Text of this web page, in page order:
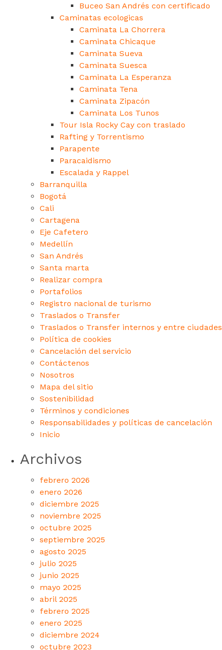
Buceo San Andrés con certificado
Caminatas ecologicas
Caminata La Chorrera
Caminata Chicaque
Caminata Sueva
Caminata Suesca
Caminata La Esperanza
Caminata Tena
Caminata Zipacón
Caminata Los Tunos
Tour Isla Rocky Cay con traslado
Rafting y Torrentismo
Parapente
Paracaidismo
Escalada y Rappel
Barranquilla
Bogotá
Cali
Cartagena
Eje Cafetero
Medellín
San Andrés
Santa marta
Realizar compra
Portafolios
Registro nacional de turismo
Traslados o Transfer
Traslados o Transfer internos y entre ciudades
Política de cookies
Cancelación del servicio
Contáctenos
Nosotros
Mapa del sitio
Sostenibilidad
Términos y condiciones
Responsabilidades y políticas de cancelación
Inicio
Archivos
febrero 2026
enero 2026
diciembre 2025
noviembre 2025
octubre 2025
septiembre 2025
agosto 2025
julio 2025
junio 2025
mayo 2025
abril 2025
febrero 2025
enero 2025
diciembre 2024
octubre 2023